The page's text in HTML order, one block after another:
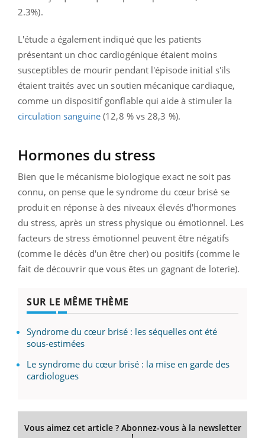
2.3%).
L'étude a également indiqué que les patients
présentant un choc cardiogénique étaient moins
susceptibles de mourir pendant l'épisode initial s'ils
étaient traités avec un soutien mécanique cardiaque,
comme un dispositif gonflable qui aide à stimuler la
circulation sanguine (12,8 % vs 28,3 %).
Hormones du stress
Bien que le mécanisme biologique exact ne soit pas
connu, on pense que le syndrome du cœur brisé se
produit en réponse à des niveaux élevés d'hormones
du stress, après un stress physique ou émotionnel. Les
facteurs de stress émotionnel peuvent être négatifs
(comme le décès d'un être cher) ou positifs (comme le
fait de découvrir que vous êtes un gagnant de loterie).
SUR LE MÊME THÈME
Syndrome du cœur brisé : les séquelles ont été
sous-estimées
Le syndrome du cœur brisé : la mise en garde des
cardiologues
Vous aimez cet article ? Abonnez-vous à la newsletter